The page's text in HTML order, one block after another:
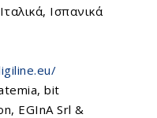
Ισπανικά
,bit
, EGInA Srl &